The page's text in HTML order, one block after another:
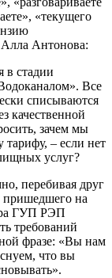
«текущего
Антонова:
в стадии
Все
списываются
качественной
зачем мы
– если нет
услуг?
перебивая друг
пришедшего на
ГУП РЭП
требований
фразе: «Вы нам
что вы